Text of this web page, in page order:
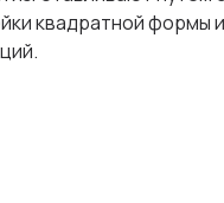
квадратной